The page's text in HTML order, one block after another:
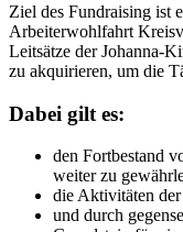
Ziel des Fundraising ist
Arbeiterwohlfahrt
Leitsätze der Johanna-
zu akquirieren, um die
Dabei gilt es:
den Fortbestand
weiter zu
die Aktivitäten der
und durch